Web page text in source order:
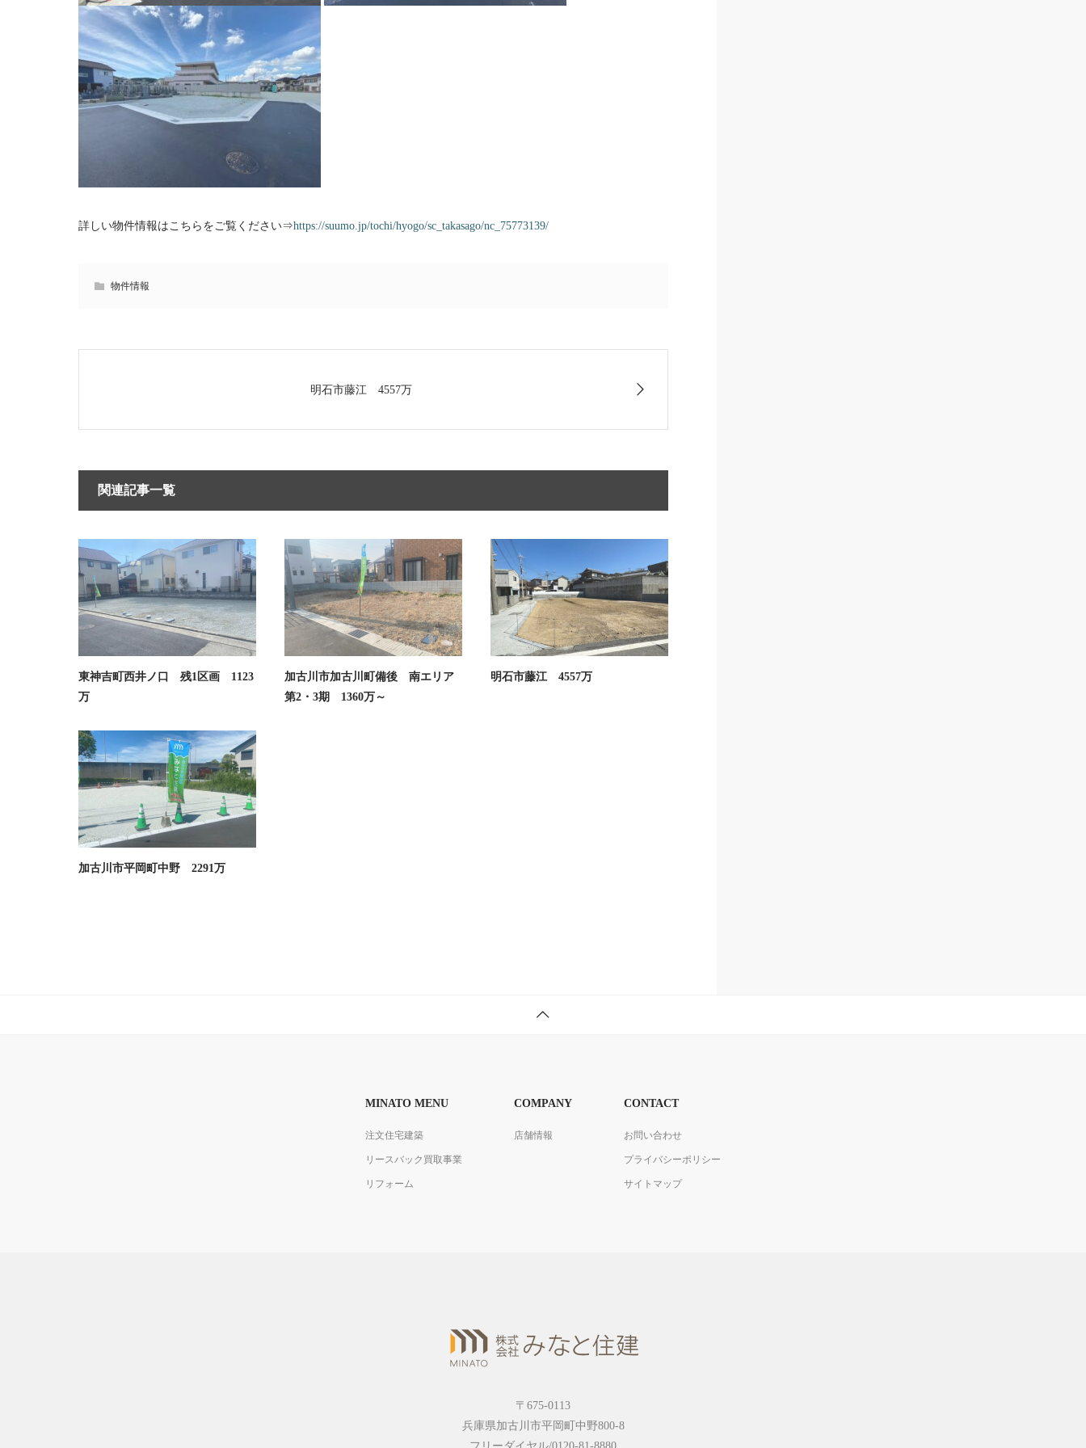
詳しい物件情報はこちらをご覧ください⇒https://suumo.jp/tochi/hyogo/sc_takasago/nc_75773139/
物件情報
明石市藤江 4557万
関連記事一覧
東神吉町西井ノ口 残1区画 1123
万
加古川市加古川町備後 南エリア
第2・3期 1360万～
明石市藤江 4557万
加古川市平岡町中野 2291万
MINATO MENU
注文住宅建築
リースバック買取事業
リフォーム
COMPANY
店舗情報
CONTACT
お問い合わせ
プライバシーポリシー
サイトマップ
〒675-0113
兵庫県加古川市平岡町中野800-8